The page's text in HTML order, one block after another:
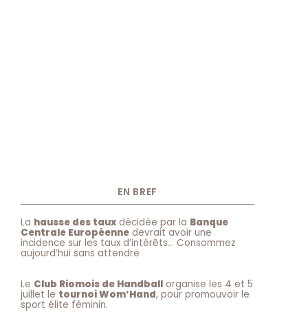
EN BREF
La hausse des taux décidée par la Banque
Centrale Européenne devrait avoir une
incidence sur les taux d’intérêts… Consommez
aujourd’hui sans attendre
Le Club Riomois de Handball organise les 4 et 5
juillet le tournoi Wom’Hand, pour promouvoir le
sport élite féminin.